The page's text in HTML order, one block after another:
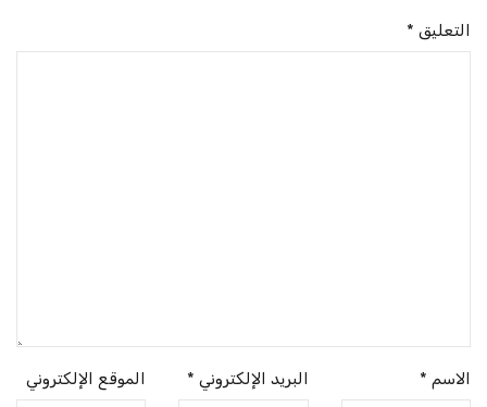
التعليق *
الاسم * البريد الإلكتروني * الموقع الإلكتروني